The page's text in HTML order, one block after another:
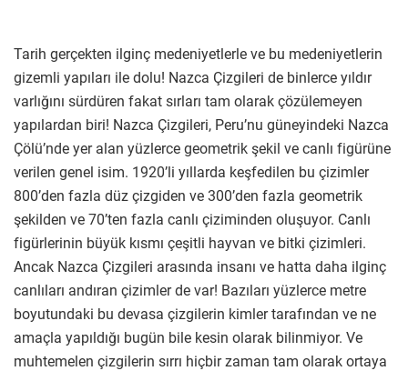
Tarih gerçekten ilginç medeniyetlerle ve bu medeniyetlerin
gizemli yapıları ile dolu! Nazca Çizgileri de binlerce yıldır
varlığını sürdüren fakat sırları tam olarak çözülemeyen
yapılardan biri! Nazca Çizgileri, Peru’nu güneyindeki Nazca
Çölü’nde yer alan yüzlerce geometrik şekil ve canlı figürüne
verilen genel isim. 1920’li yıllarda keşfedilen bu çizimler
800’den fazla düz çizgiden ve 300’den fazla geometrik
şekilden ve 70’ten fazla canlı çiziminden oluşuyor. Canlı
figürlerinin büyük kısmı çeşitli hayvan ve bitki çizimleri.
Ancak Nazca Çizgileri arasında insanı ve hatta daha ilginç
canlıları andıran çizimler de var! Bazıları yüzlerce metre
boyutundaki bu devasa çizgilerin kimler tarafından ve ne
amaçla yapıldığı bugün bile kesin olarak bilinmiyor. Ve
muhtemelen çizgilerin sırrı hiçbir zaman tam olarak ortaya